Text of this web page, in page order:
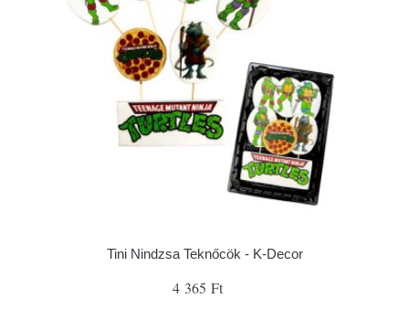
Tini Nindzsa Teknőcök - K-Decor
4 365 Ft